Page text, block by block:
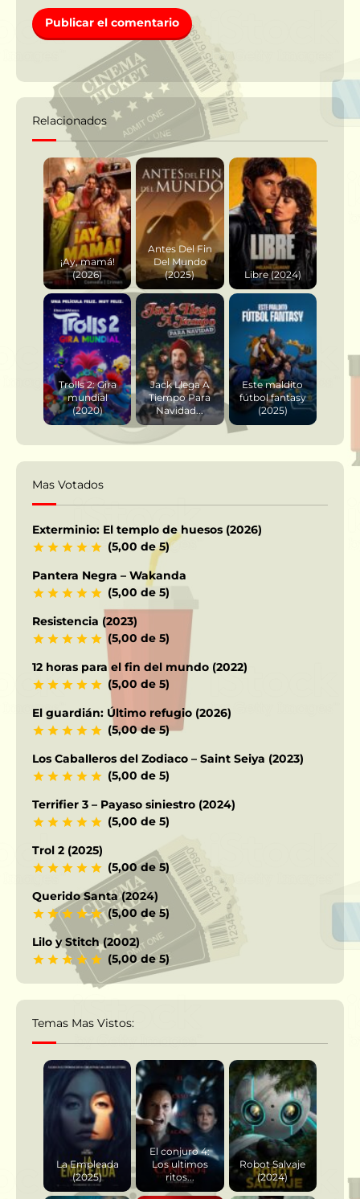
Relacionados
¡Ay, mamá!
(2026)
Antes Del Fin
Del Mundo
(2025)
Libre (2024)
Trolls 2: Gira
mundial
(2020)
Jack Llega A
Tiempo Para
Navidad...
Este maldito
fútbol fantasy
(2025)
Mas Votados
Exterminio: El templo de huesos (2026)
(5,00 de 5)
Pantera Negra – Wakanda
(5,00 de 5)
Resistencia (2023)
(5,00 de 5)
12 horas para el fin del mundo (2022)
(5,00 de 5)
El guardián: Último refugio (2026)
(5,00 de 5)
Los Caballeros del Zodiaco – Saint Seiya (2023)
(5,00 de 5)
Terrifier 3 – Payaso siniestro (2024)
(5,00 de 5)
Trol 2 (2025)
(5,00 de 5)
Querido Santa (2024)
(5,00 de 5)
Lilo y Stitch (2002)
(5,00 de 5)
Temas Mas Vistos:
La Empleada
(2025)
El conjuro 4:
Los ultimos
ritos...
Robot Salvaje
(2024)